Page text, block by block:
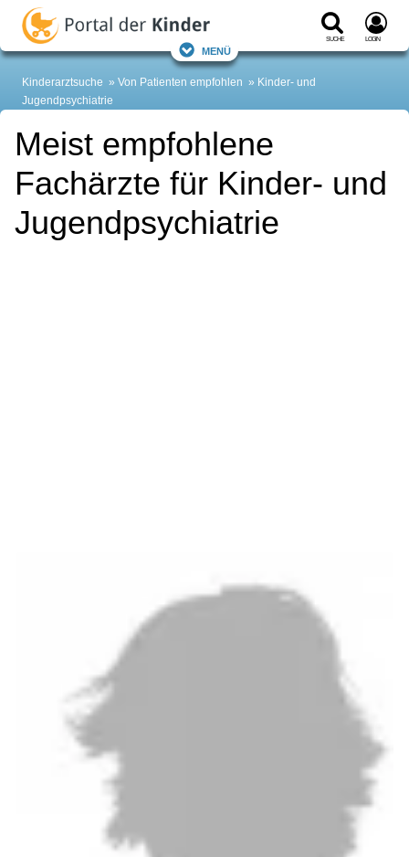
Suche Login
Menü
Kinderarztsuche Von Patienten empfohlen
Kinder- und
Jugendpsychiatrie
Meist empfohlene
Fachärzte für Kinder- und
Jugendpsychiatrie